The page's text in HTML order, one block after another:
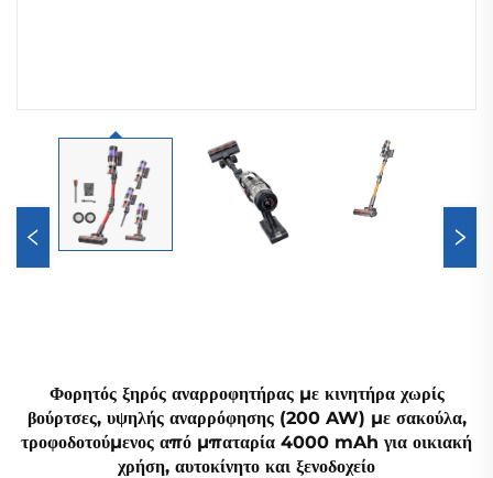
Φορητός ξηρός αναρροφητήρας με κινητήρα χωρίς
βούρτσες, υψηλής αναρρόφησης (200 AW) με σακούλα,
τροφοδοτούμενος από μπαταρία 4000 mAh για οικιακή
χρήση, αυτοκίνητο και ξενοδοχείο